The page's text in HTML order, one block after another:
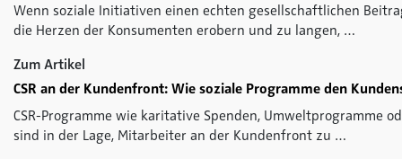
Wenn soziale Initiativen einen echten gesellschaftlichen
die Herzen der Konsumenten erobern und zu langen, …
Zum Artikel
CSR an der Kundenfront: Wie soziale Programme den
CSR-Programme wie karitative Spenden, Umweltprogramme
sind in der Lage, Mitarbeiter an der Kundenfront zu …